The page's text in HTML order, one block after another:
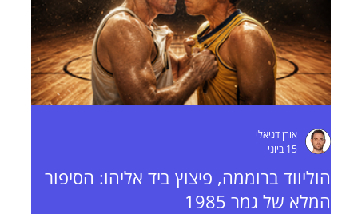
הוליווד ברוממה, פיצוץ ביד אליהו: הסיפור
המלא של גמר 1985
אורן דניאלי
15 ביוני